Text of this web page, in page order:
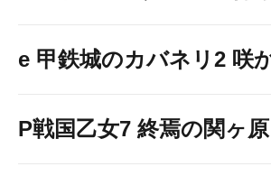
e 甲鉄城のカバネリ2 咲
P戦国乙女7 終焉の関ヶ